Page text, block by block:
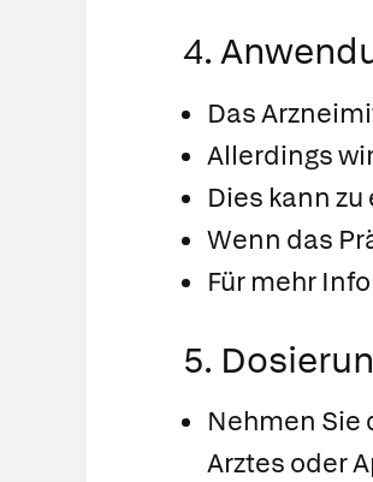
4.
Das
Allerdings
Dies kann
Wenn das
Für mehr
5.
Nehmen Sie
Arztes oder